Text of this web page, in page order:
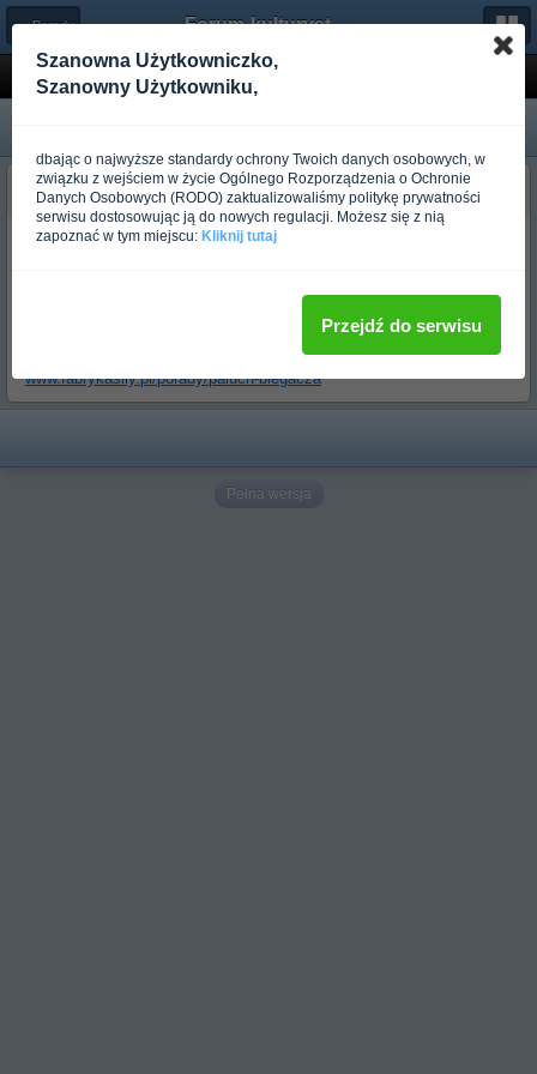
← Porady Forum-kulturystyka.pl
Paluch biegacza
Fabryka Siły
Ponad rok temu
Bieganie samo w sobie jest bezpiecznym sportem, ale podobnie jak
nieco temat tego problemu oraz sposobów jego zapobiegania.
www.fabrykasily.pl/porady/paluch-biegacza
Pełna wersja
Szanowna Użytkowniczko,
Szanowny Użytkowniku,
dbając o najwyższe standardy ochrony Twoich danych osobowych, w
związku z wejściem w życie Ogólnego Rozporządzenia o Ochronie
Danych Osobowych (RODO) zaktualizowaliśmy politykę prywatności
serwisu dostosowując ją do nowych regulacji. Możesz się z nią
zapoznać w tym miejscu: Kliknij tutaj
Przejdź do serwisu